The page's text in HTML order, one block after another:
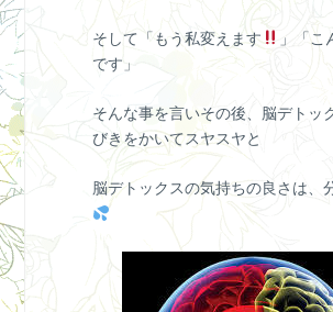
そして「もう私変えます
」「こ
です」
そんな事を言いその後、脳デトッ
びきをかいてスヤスヤと
脳デトックスの気持ちの良さは、